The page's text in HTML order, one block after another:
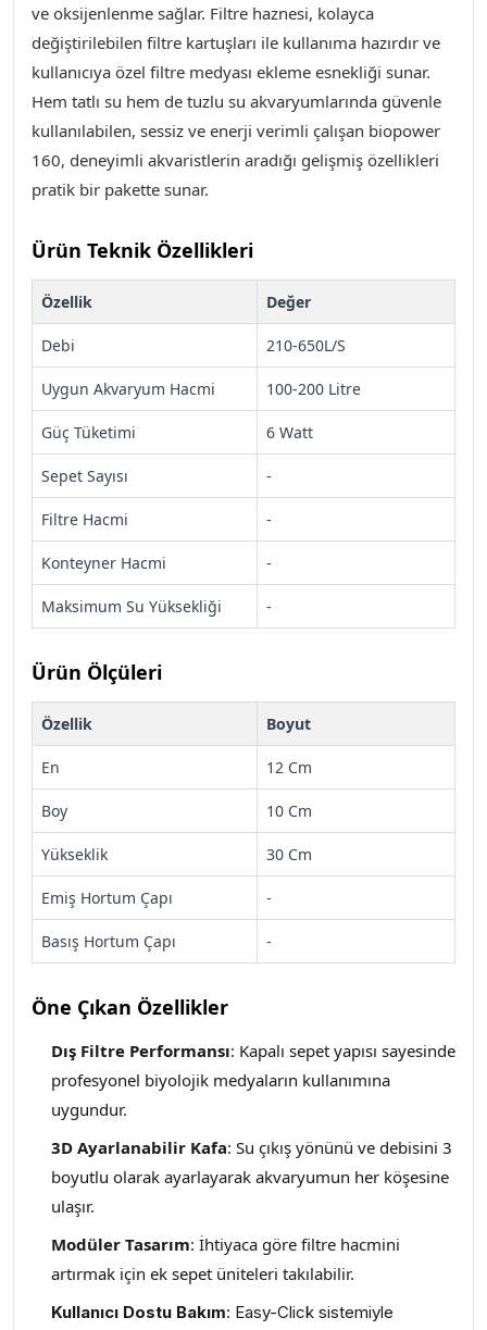
ve oksijenlenme sağlar. Filtre haznesi, kolayca
değiştirilebilen filtre kartuşları ile kullanıma hazırdır ve
kullanıcıya özel filtre medyası ekleme esnekliği sunar.
Hem tatlı su hem de tuzlu su akvaryumlarında güvenle
kullanılabilen, sessiz ve enerji verimli çalışan biopower
160, deneyimli akvaristlerin aradığı gelişmiş özellikleri
pratik bir pakette sunar.
Ürün Teknik Özellikleri
Özellik Değer
Debi 210-650L/S
Uygun Akvaryum Hacmi 100-200 Litre
Güç Tüketimi 6 Watt
Sepet Sayısı -
Filtre Hacmi -
Konteyner Hacmi -
Maksimum Su Yüksekliği -
Ürün Ölçüleri
Özellik Boyut
En 12 Cm
Boy 10 Cm
Yükseklik 30 Cm
Emiş Hortum Çapı -
Basış Hortum Çapı -
Öne Çıkan Özellikler
Dış Filtre Performansı: Kapalı sepet yapısı sayesinde
profesyonel biyolojik medyaların kullanımına
uygundur.
3D Ayarlanabilir Kafa: Su çıkış yönünü ve debisini 3
boyutlu olarak ayarlayarak akvaryumun her köşesine
ulaşır.
Modüler Tasarım: İhtiyaca göre filtre hacmini
artırmak için ek sepet üniteleri takılabilir.
Kullanıcı Dostu Bakım: Easy-Click sistemiyle